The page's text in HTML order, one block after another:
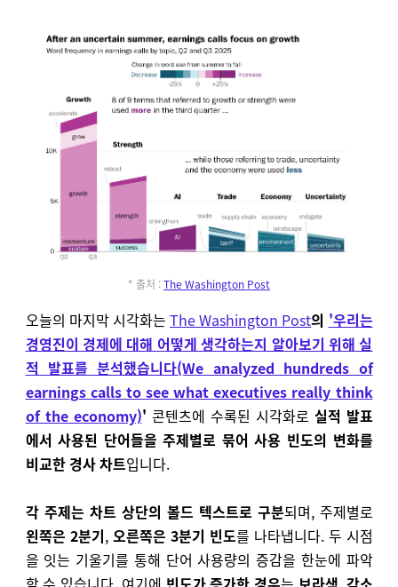
* 출처 :The Washington Post
오늘의 마지막 시각화는 The Washington Post의 '우리는
경영진이 경제에 대해 어떻게 생각하는지 알아보기 위해 실
적 발표를 분석했습니다(We analyzed hundreds of
earnings calls to see what executives really think
of the economy)' 콘텐츠에 수록된 시각화로 실적 발표
에서 사용된 단어들을 주제별로 묶어 사용 빈도의 변화를
비교한 경사 차트입니다.
각 주제는 차트 상단의 볼드 텍스트로 구분되며, 주제별로
왼쪽은 2분기, 오른쪽은 3분기 빈도를 나타냅니다. 두 시점
을 잇는 기울기를 통해 단어 사용량의 증감을 한눈에 파악